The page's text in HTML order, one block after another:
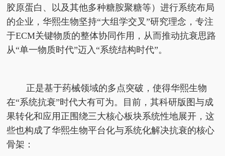
胶原蛋白、以及其他多种糖胺聚糖等）进行系统布局
的企业，华熙生物坚持“大组学交叉”研究理念，专注
于ECM关键物质的整体协同作用，从而推动抗衰思路
从“单一物质时代”迈入“系统结构时代”。
正是基于药械领域的多点突破，使得华熙生物
在“系统抗衰”时代大有可为。目前，其科研版图与成
果转化和应用正围绕三大核心板块系统性地展开，这
些也构成了华熙生物平台化与系统化解决抗衰的核心
骨架：